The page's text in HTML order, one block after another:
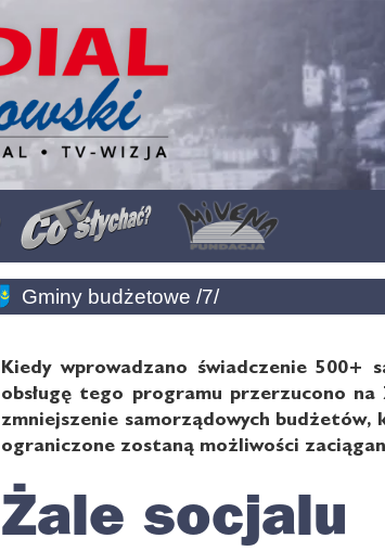
Gminy budżetowe /7/
Kiedy wprowadzano świadczenie 500+
obsługę tego programu przerzucono
zmniejszenie samorządowych
ograniczone zostaną możliwości
Żale socjalu